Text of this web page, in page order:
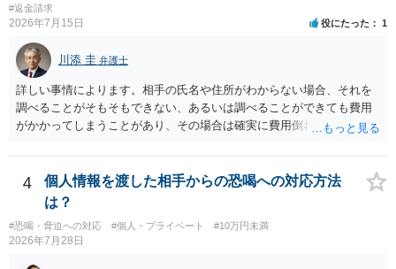
#返金請求
2026年7月15日 役にたった 1
川添 圭 弁護士
詳しい事情によります。相手の氏名や住所がわからない場合、それを
調べることがそもそもできない、あるいは調べることができても費用
がかかってしまうことがあり、その場合は確実に費用倒れになりそう
4
個人情報を渡した相手からの恐喝への対応方法
は？
#恐喝・脅迫への対応 #個人・プライベート #10万円未満
2026年7月28日